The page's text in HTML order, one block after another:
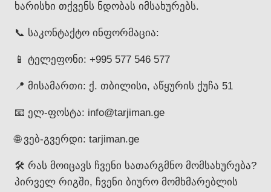
ხარისხი თქვენს ნდობას იმსახურებს.
📞 საკონტაქტო ინფორმაცია:
📱 ტელეფონი: +995 577 546 577
📍 მისამართი: ქ. თბილისი, აწყურის ქუჩა 51
📧 ელ-ფოსტა: info@tarjiman.ge
🌐 ვებ-გვერდი: tarjiman.ge
🛠️ რას მოიცავს ჩვენი სათარგმნო მომსახურება?
პირველ რიგში, ჩვენი ბიურო მომხმარებლის